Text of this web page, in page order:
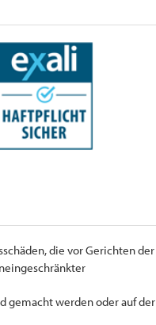
die vor Gerichten der
gemacht werden oder auf der